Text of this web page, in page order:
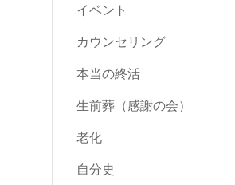
イベント
カウンセリング
本当の終活
生前葬（感謝の会）
老化
自分史